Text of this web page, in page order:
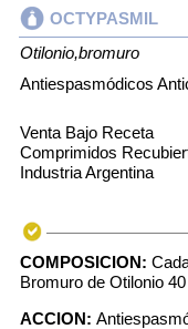
OCTYPASMIL
Otilonio,bromuro
Antiespasmódicos
Venta Bajo Receta
Comprimidos
Industria Argentina
COMPOSICION:
Bromuro de Otilonio
ACCION: